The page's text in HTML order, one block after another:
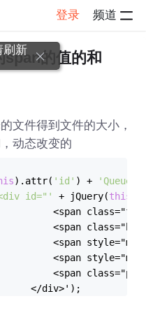
登录 频道
情
的值的和
文件得到文件的大小，
动态改变的
).attr( 'id' ) + 'Queue'
id="' + jQuery(this
<span
<span
<span
<span
<span
							</div>');
刷新